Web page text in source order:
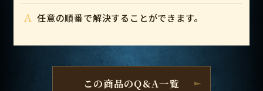
A 任意の順番で解決することができます。
この商品のQ&A一覧